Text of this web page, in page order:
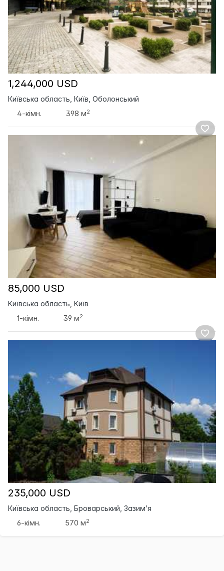
1,244,000 USD
Київська область, Київ, Оболонський
4-кімн.
398 м2
85,000 USD
Київська область, Київ
1-кімн.
39 м2
235,000 USD
Київська область, Броварський, Зазим’я
6-кімн.
570 м2